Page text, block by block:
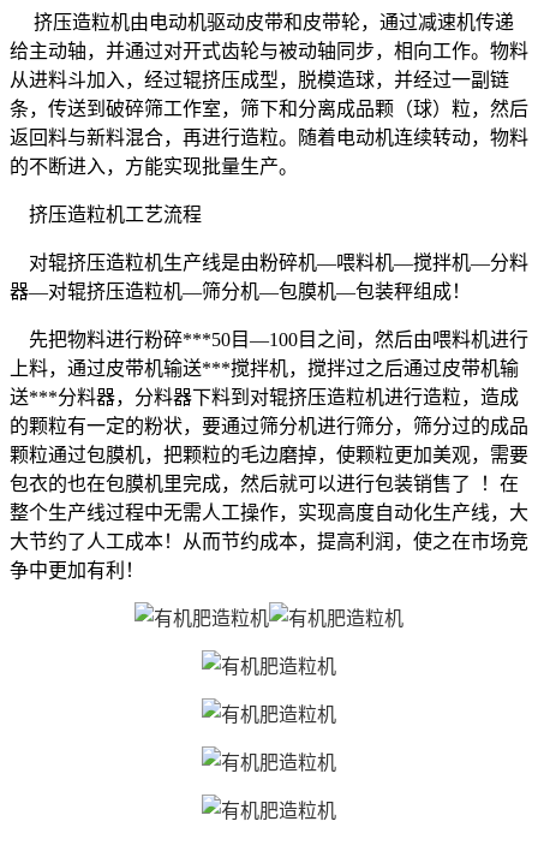
挤压造粒机由电动机驱动皮带和皮带轮，通过减速机传递
给主动轴，并通过对开式齿轮与被动轴同步，相向工作。物料
从进料斗加入，经过辊挤压成型，脱模造球，并经过一副链
条，传送到破碎筛工作室，筛下和分离成品颗（球）粒，然后
返回料与新料混合，再进行造粒。随着电动机连续转动，物料
的不断进入，方能实现批量生产。
挤压造粒机工艺流程
对辊挤压造粒机生产线是由粉碎机—喂料机—搅拌机—分料
器—对辊挤压造粒机—筛分机—包膜机—包装秤组成！
先把物料进行粉碎***50目—100目之间，然后由喂料机进行
上料，通过皮带机输送***搅拌机，搅拌过之后通过皮带机输
送***分料器，分料器下料到对辊挤压造粒机进行造粒，造成
的颗粒有一定的粉状，要通过筛分机进行筛分，筛分过的成品
颗粒通过包膜机，把颗粒的毛边磨掉，使颗粒更加美观，需要
包衣的也在包膜机里完成，然后就可以进行包装销售了 ！在
整个生产线过程中无需人工操作，实现高度自动化生产线，大
大节约了人工成本！从而节约成本，提高利润，使之在市场竞
争中更加有利！